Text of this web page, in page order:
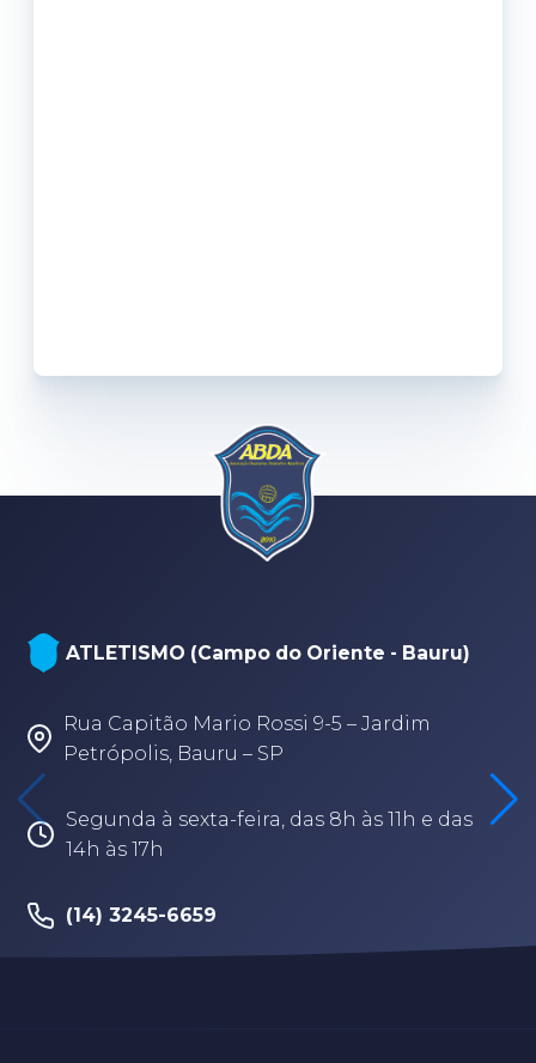
ATLETISMO (Campo do Oriente - Bauru)
Rua Capitão Mario Rossi 9-5 – Jardim
Petrópolis, Bauru – SP
Segunda à sexta-feira, das 8h às 11h e das
14h às 17h
(14) 3245-6659